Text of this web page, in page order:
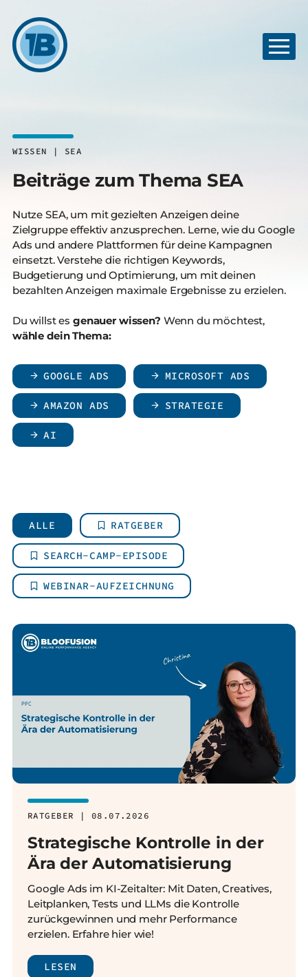
WISSEN | SEA
Beiträge zum Thema SEA
Nutze SEA, um mit gezielten Anzeigen deine
Zielgruppe effektiv anzusprechen. Lerne, wie du Google
Ads und andere Plattformen für deine Kampagnen
einsetzt. Verstehe die richtigen Keywords,
Budgetierung und Optimierung, um mit deinen
bezahlten Anzeigen maximale Ergebnisse zu erzielen.
Du willst esgenauer wissen? Wenn du möchtest,
wähle dein Thema:
GOOGLE ADS MICROSOFT ADS
AMAZON ADS STRATEGIE
AI
ALLE RATGEBER
SEARCH-CAMP-EPISODE
WEBINAR-AUFZEICHNUNG
RATGEBER | 08.07.2026
Strategische Kontrolle in der
Ära der Automatisierung
Google Ads im KI-Zeitalter: Mit Daten, Creatives,
Leitplanken, Tests und LLMs die Kontrolle
zurückgewinnen und mehr Performance
erzielen. Erfahre hier wie!
LESEN